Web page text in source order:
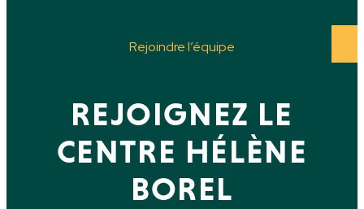
Rejoindre l’équipe
REJOIGNEZ LE
CENTRE HÉLÈNE
BOREL